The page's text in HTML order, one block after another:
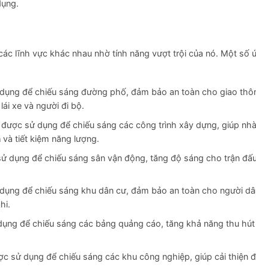
lĩnh vực khác nhau nhờ tính năng vượt trội của nó. Một số
để chiếu sáng đường phố, đảm bảo an toàn cho giao
xe và người đi bộ.
sử dụng để chiếu sáng các công trình xây dựng, giúp
tiết kiệm năng lượng.
dụng để chiếu sáng sân vận động, tăng độ sáng cho trận
để chiếu sáng khu dân cư, đảm bảo an toàn cho người
để chiếu sáng các bảng quảng cáo, tăng khả năng thu
sử dụng để chiếu sáng các khu công nghiệp, giúp cải thiện